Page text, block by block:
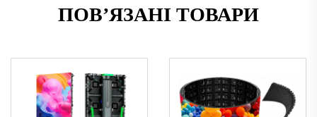
ПОВ’ЯЗАНІ ТОВАРИ